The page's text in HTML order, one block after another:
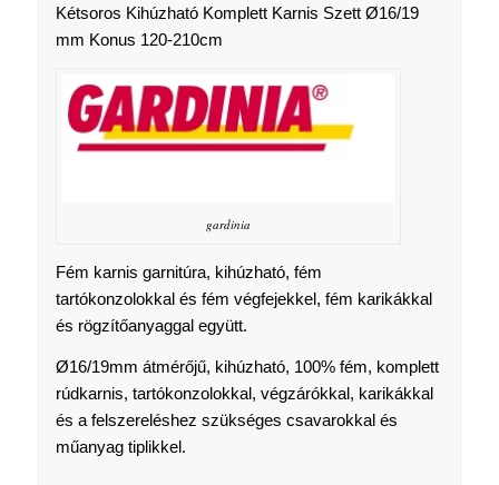
Kétsoros Kihúzható Komplett Karnis Szett Ø16/19
mm Konus 120-210cm
gardinia
Fém karnis garnitúra, kihúzható, fém
tartókonzolokkal és fém végfejekkel, fém karikákkal
és rögzítőanyaggal együtt.
Ø16/19mm átmérőjű, kihúzható, 100% fém, komplett
rúdkarnis, tartókonzolokkal, végzárókkal, karikákkal
és a felszereléshez szükséges csavarokkal és
műanyag tiplikkel.